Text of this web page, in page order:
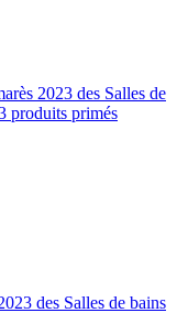
2023 des Salles de
produits primés
des Salles de bains